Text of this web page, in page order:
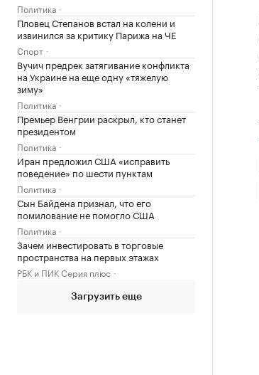
Политика
Пловец Степанов встал на колени и
извинился за критику Парижа на ЧЕ
Спорт
Вучич предрек затягивание конфликта
на Украине на еще одну «тяжелую
зиму»
Политика
Премьер Венгрии раскрыл, кто станет
президентом
Политика
Иран предложил США «исправить
поведение» по шести пунктам
Политика
Сын Байдена признал, что его
помилование не помогло США
Политика
Зачем инвестировать в торговые
пространства на первых этажах
РБК и ПИК Серия плюс
Загрузить еще